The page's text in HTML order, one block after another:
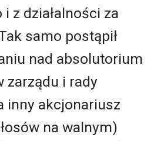
z działalności za
samo postąpił
nad absolutorium
zarządu i rady
inny akcjonariusz
na walnym)